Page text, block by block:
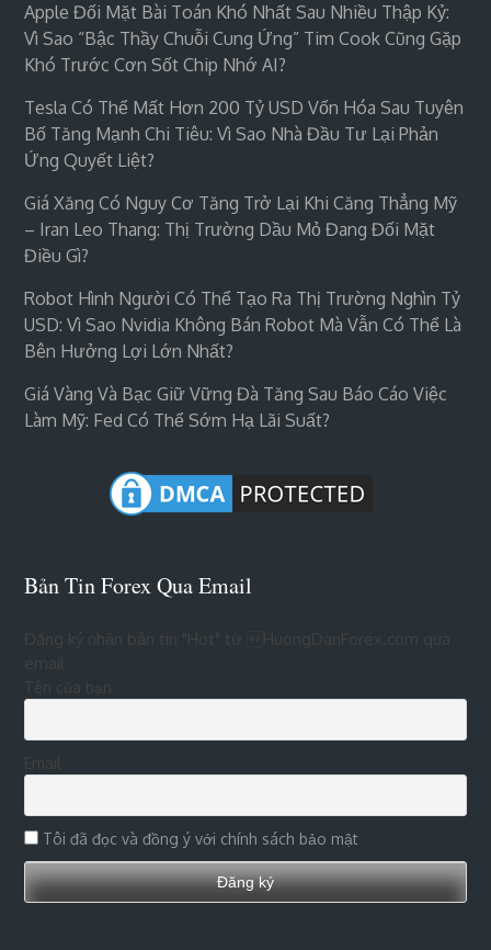
Apple Đối Mặt Bài Toán Khó Nhất Sau Nhiều Thập Kỷ:
Vì Sao “bậc Thầy Chuỗi Cung Ứng” Tim Cook Cũng Gặp
Khó Trước Cơn Sốt Chip Nhớ AI?
Tesla Có Thể Mất Hơn 200 Tỷ USD Vốn Hóa Sau Tuyên
Bố Tăng Mạnh Chi Tiêu: Vì Sao Nhà Đầu Tư Lại Phản
Ứng Quyết Liệt?
Giá Xăng Có Nguy Cơ Tăng Trở Lại Khi Căng Thẳng Mỹ
– Iran Leo Thang: Thị Trường Dầu Mỏ Đang Đối Mặt
Điều Gì?
Robot Hình Người Có Thể Tạo Ra Thị Trường Nghìn Tỷ
USD: Vì Sao Nvidia Không Bán Robot Mà Vẫn Có Thể Là
Bên Hưởng Lợi Lớn Nhất?
Giá Vàng Và Bạc Giữ Vững Đà Tăng Sau Báo Cáo Việc
Làm Mỹ: Fed Có Thể Sớm Hạ Lãi Suất?
Bản Tin Forex Qua Email
Đăng ký nhận bản tin "Hot" từ HuongDanForex.com qua
Tên của bạn
Tôi đã đọc và đồng ý với chính sách bảo mật